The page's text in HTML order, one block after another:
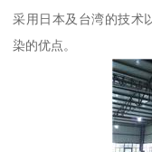
采用日本及台湾的技术
染的优点。